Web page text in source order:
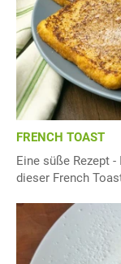
FRENCH TOAST
Eine süße Rezept
dieser French